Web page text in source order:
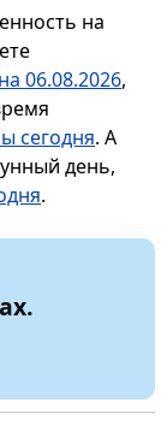
на
06.08.2026,
сегодня. А
день,
.